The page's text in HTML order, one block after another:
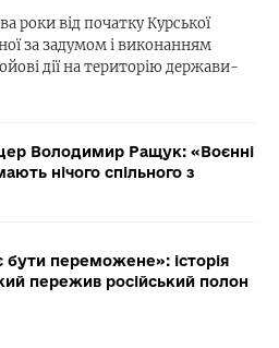
роки від початку Курської
за задумом і виконанням
дії на територію держави-
Володимир Ращук: «Воєнні
нічого спільного з
бути переможене»: історія
пережив російський полон